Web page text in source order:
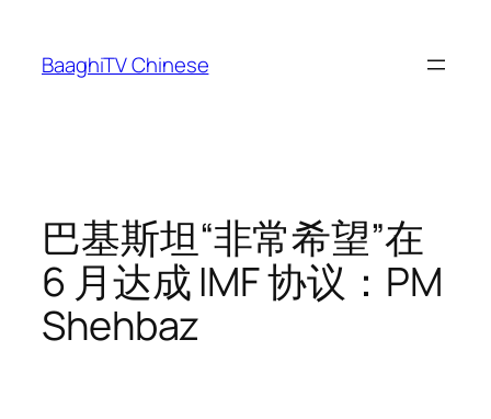
content
BaaghiTV Chinese
巴基斯坦“非常希望”在
6 月达成 IMF 协议：PM
Shehbaz